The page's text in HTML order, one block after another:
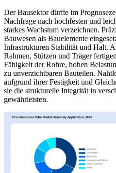
Der Bausektor dürfte im
Nachfrage nach hochfesten und
starkes Wachstum verzeichnen.
Bauwesen als Bauelemente
Infrastrukturen Stabilität und Halt.
Rahmen, Stützen und Träger
Fähigkeit der Rohre, hohen
zu unverzichtbaren Bauteilen.
aufgrund ihrer Festigkeit und
sie die strukturelle Integrität in
gewährleisten.